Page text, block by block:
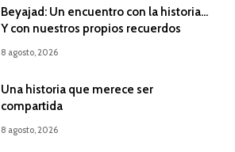
Beyajad: Un encuentro con la historia…
Y con nuestros propios recuerdos
8 agosto, 2026
Una historia que merece ser
compartida
8 agosto, 2026